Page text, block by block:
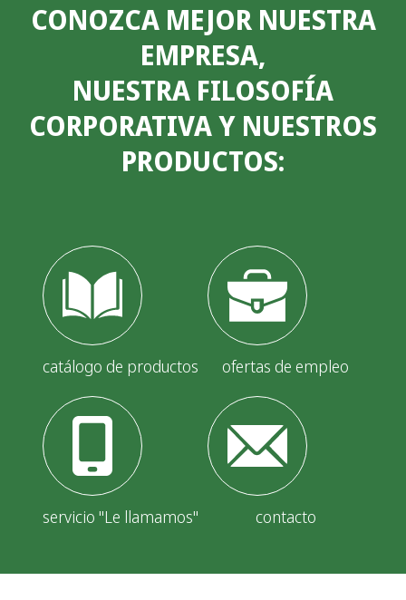
a
CONOZCA MEJOR NUESTRA
EMPRESA,
NUESTRA FILOSOFÍA
CORPORATIVA Y NUESTROS
PRODUCTOS:
catálogo de productos ofertas de empleo
servicio "Le llamamos" contacto